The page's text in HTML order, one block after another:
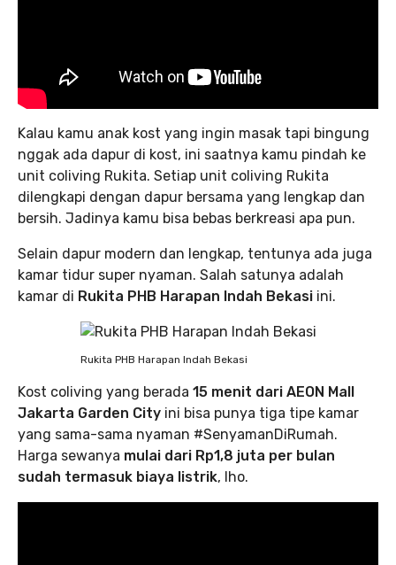
Kalau kamu anak kost yang ingin masak tapi bingung
nggak ada dapur di kost, ini saatnya kamu pindah ke
unit coliving Rukita. Setiap unit coliving Rukita
dilengkapi dengan dapur bersama yang lengkap dan
bersih. Jadinya kamu bisa bebas berkreasi apa pun.
Selain dapur modern dan lengkap, tentunya ada juga
kamar tidur super nyaman. Salah satunya adalah
kamar di Rukita PHB Harapan Indah Bekasi ini.
Rukita PHB Harapan Indah Bekasi
Kost coliving yang berada 15 menit dari AEON Mall
Jakarta Garden City ini bisa punya tiga tipe kamar
yang sama-sama nyaman #SenyamanDiRumah.
Harga sewanya mulai dari Rp1,8 juta per bulan
sudah termasuk biaya listrik, lho.